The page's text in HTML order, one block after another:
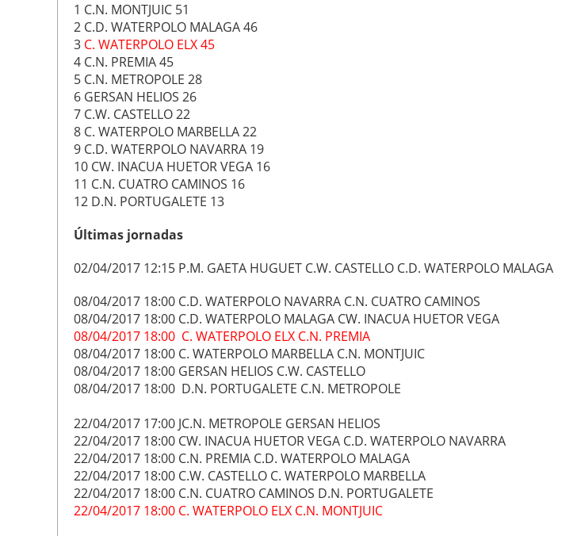
1 C.N. MONTJUIC 51
2 C.D. WATERPOLO MALAGA 46
3 C. WATERPOLO ELX 45
4 C.N. PREMIA 45
5 C.N. METROPOLE 28
6 GERSAN HELIOS 26
7 C.W. CASTELLO 22
8 C. WATERPOLO MARBELLA 22
9 C.D. WATERPOLO NAVARRA 19
10 CW. INACUA HUETOR VEGA 16
11 C.N. CUATRO CAMINOS 16
12 D.N. PORTUGALETE 13
Últimas jornadas
02/04/2017 12:15 P.M. GAETA HUGUET C.W. CASTELLO C.D. WATERPOLO MALAGA
08/04/2017 18:00 C.D. WATERPOLO NAVARRA C.N. CUATRO CAMINOS
08/04/2017 18:00 C.D. WATERPOLO MALAGA CW. INACUA HUETOR VEGA
08/04/2017 18:00 C. WATERPOLO ELX C.N. PREMIA
08/04/2017 18:00 C. WATERPOLO MARBELLA C.N. MONTJUIC
08/04/2017 18:00 GERSAN HELIOS C.W. CASTELLO
08/04/2017 18:00 D.N. PORTUGALETE C.N. METROPOLE
22/04/2017 17:00 JC.N. METROPOLE GERSAN HELIOS
22/04/2017 18:00 CW. INACUA HUETOR VEGA C.D. WATERPOLO NAVARRA
22/04/2017 18:00 C.N. PREMIA C.D. WATERPOLO MALAGA
22/04/2017 18:00 C.W. CASTELLO C. WATERPOLO MARBELLA
22/04/2017 18:00 C.N. CUATRO CAMINOS D.N. PORTUGALETE
22/04/2017 18:00 C. WATERPOLO ELX C.N. MONTJUIC